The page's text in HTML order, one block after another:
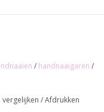
/ handnaaigaren /
/Afdrukken